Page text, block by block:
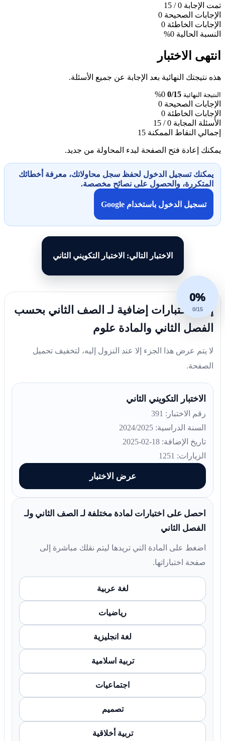
تمت الإجابة 0
/ 15
الإجابات الصحيحة 0
الإجابات الخاطئة 0
النسبة الحالية 0%
انتهى الاختبار
هذه نتيجتك النهائية بعد الإجابة عن جميع الأسئلة.
النتيجة النهائية 0/15
0%
الإجابات الصحيحة 0
الإجابات الخاطئة 0
الأسئلة المجابة 0 / 15
إجمالي النقاط الممكنة 15
يمكنك إعادة فتح الصفحة لبدء المحاولة من جديد.
يمكنك تسجيل الدخول لحفظ سجل محاولاتك، معرفة أخطائك
المتكررة، والحصول على نصائح مخصصة.
تسجيل الدخول باستخدام Google
الاختبار التالي: الاختبار التكويني الثاني
0%
0/15
إليك اختبارات إضافية لـ الصف الثاني بحسب
الفصل الثاني والمادة علوم
لا يتم عرض هذا الجزء إلا عند النزول إليه، لتخفيف تحميل
الصفحة.
الاختبار التكويني الثاني
رقم الاختبار: 391
السنة الدراسية: 2024/2025
تاريخ الإضافة: 18-02-2025
الزيارات: 1251
عرض الاختبار
احصل على اختبارات لمادة مختلفة لـ الصف الثاني ولـ
الفصل الثاني
اضغط على المادة التي تريدها ليتم نقلك مباشرة إلى
صفحة اختباراتها.
لغة عربية
رياضيات
لغة انجليزية
تربية اسلامية
اجتماعيات
تصميم
تربية أخلاقية